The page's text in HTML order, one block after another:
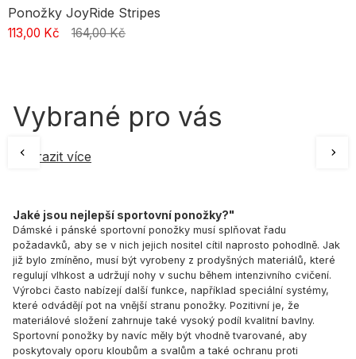
Ponožky JoyRide Stripes
113,00 Kč 164,00 Kč
Vybrané pro vás
Zobrazit více
Jaké jsou nejlepší sportovní ponožky?"
Dámské i pánské sportovní ponožky musí splňovat řadu
požadavků, aby se v nich jejich nositel cítil naprosto pohodlně. Jak
již bylo zmíněno, musí být vyrobeny z prodyšných materiálů, které
regulují vlhkost a udržují nohy v suchu během intenzivního cvičení.
Výrobci často nabízejí další funkce, například speciální systémy,
které odvádějí pot na vnější stranu ponožky. Pozitivní je, že
materiálové složení zahrnuje také vysoký podíl kvalitní bavlny.
Sportovní ponožky by navíc měly být vhodně tvarované, aby
poskytovaly oporu kloubům a svalům a také ochranu proti